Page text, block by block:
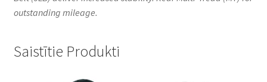
outstanding mileage.
Saistītie Produkti